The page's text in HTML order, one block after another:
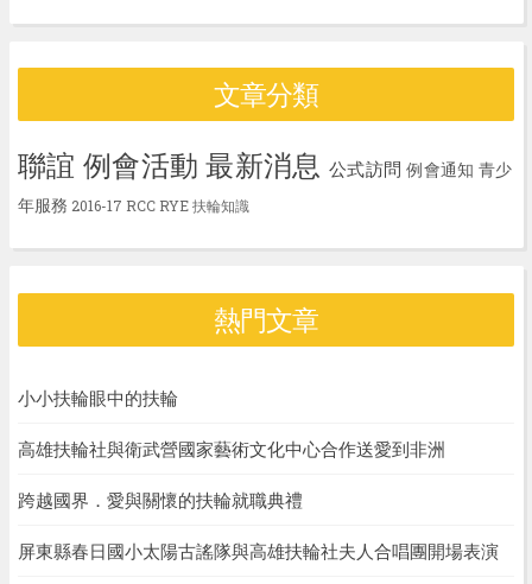
文章分類
聯誼 例會活動 最新消息 公式訪問 例會通知 青少
年服務 2016-17 RCC RYE扶輪知識
熱門文章
小小扶輪眼中的扶輪
高雄扶輪社與衛武營國家藝術文化中心合作送愛到非洲
跨越國界．愛與關懷的扶輪就職典禮
屏東縣春日國小太陽古謠隊與高雄扶輪社夫人合唱團開場表演